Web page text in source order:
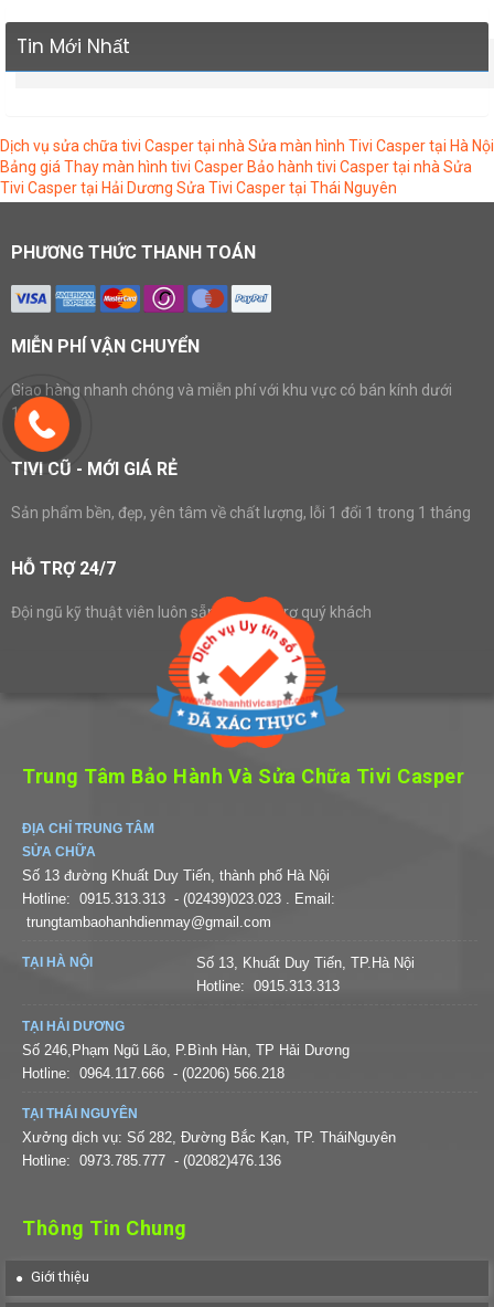
Tin Mới Nhất
Dịch vụ sửa chữa tivi Casper tại nhà Sửa màn hình Tivi Casper tại Hà Nội
Bảng giá Thay màn hình tivi Casper Bảo hành tivi Casper tại nhà Sửa
Tivi Casper tại Hải Dương Sửa Tivi Casper tại Thái Nguyên
PHƯƠNG THỨC THANH TOÁN
MIỄN PHÍ VẬN CHUYỂN
Giao hàng nhanh chóng và miễn phí với khu vực có bán kính dưới
10km
TIVI CŨ - MỚI GIÁ RẺ
Sản phẩm bền, đẹp, yên tâm về chất lượng, lỗi 1 đổi 1 trong 1 tháng
HỖ TRỢ 24/7
Đội ngũ kỹ thuật viên luôn sẵn sàng hỗ trợ quý khách
Trung Tâm Bảo Hành Và Sửa Chữa Tivi Casper
ĐỊA CHỈ TRUNG TÂM
SỬA CHỮA
Số 13 đường Khuất Duy Tiến, thành phố Hà Nội
Hotline: 0915.313.313 - (02439)023.023 . Email:
trungtambaohanhdienmay@gmail.com
TẠI HÀ NỘI
Số 13, Khuất Duy Tiến, TP.Hà Nội
Hotline: 0915.313.313
TẠI HẢI DƯƠNG
Số 246,Phạm Ngũ Lão, P.Bình Hàn, TP Hải Dương
Hotline: 0964.117.666 - (02206) 566.218
TẠI THÁI NGUYÊN
Xưởng dịch vụ: Số 282, Đường Bắc Kạn, TP. TháiNguyên
Hotline: 0973.785.777 - (02082)476.136
Thông Tin Chung
Giới thiệu